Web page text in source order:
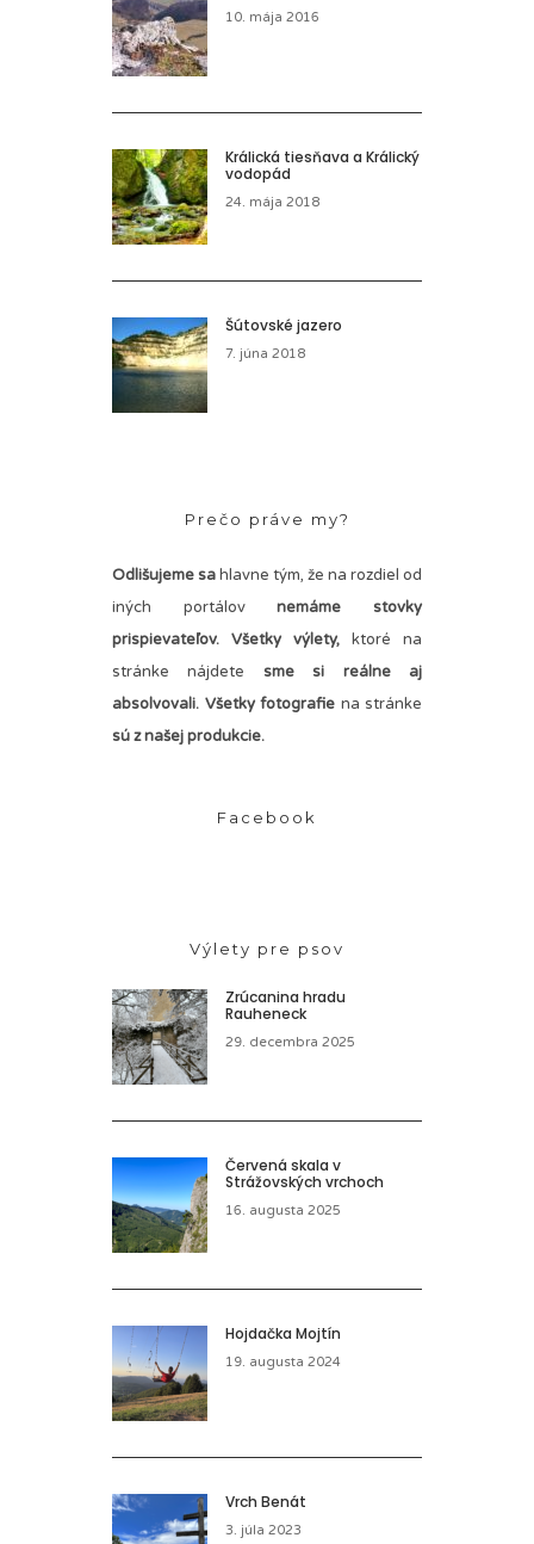
10. mája 2016
Králická tiesňava a Králický
vodopád
24. mája 2018
Šútovské jazero
7. júna 2018
Prečo práve my?
Odlišujeme sahlavne tým, že na rozdiel od
iných portálovnemáme stovky
prispievateľov. Všetky výlety, ktoré na
stránke nájdete sme si reálne aj
absolvovali. Všetky fotografie na stránke
sú z našej produkcie.
Facebook
Výlety pre psov
Zrúcanina hradu
Rauheneck
29. decembra 2025
Červená skala v
Strážovských vrchoch
16. augusta 2025
Hojdačka Mojtín
19. augusta 2024
Vrch Benát
3. júla 2023